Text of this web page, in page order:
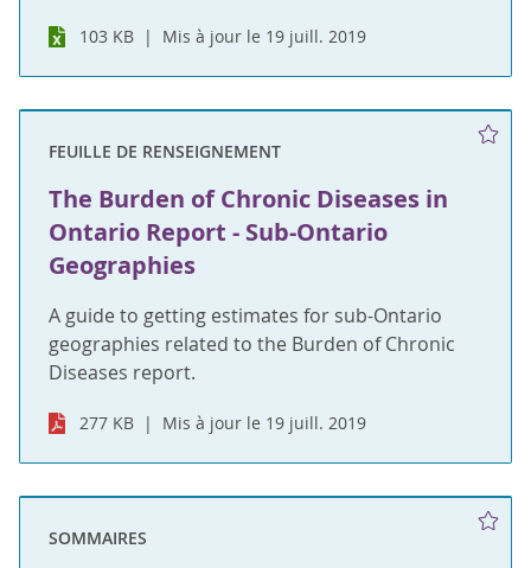
103 KB Mis à jour le 19 juill. 2019
FEUILLE DE RENSEIGNEMENT
The Burden of Chronic Diseases in
Ontario Report - Sub-Ontario
Geographies
A guide to getting estimates for sub-Ontario
geographies related to the Burden of Chronic
Diseases report.
277 KB Mis à jour le 19 juill. 2019
SOMMAIRES